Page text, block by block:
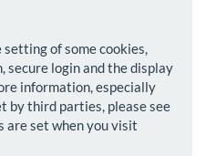
of some cookies,
secure login and the display
information, especially
by third parties, please see
are set when you visit